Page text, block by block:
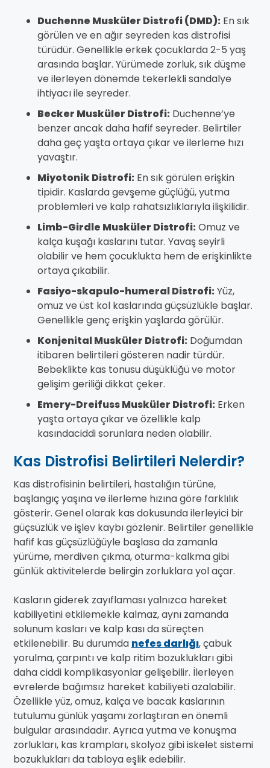
Duchenne Musküler Distrofi (DMD): En sık
görülen ve en ağır seyreden kas distrofisi
türüdür. Genellikle erkek çocuklarda 2-5 yaş
arasında başlar. Yürümede zorluk, sık düşme
ve ilerleyen dönemde tekerlekli sandalye
ihtiyacı ile seyreder.
Becker Musküler Distrofi: Duchenne’ye
benzer ancak daha hafif seyreder. Belirtiler
daha geç yaşta ortaya çıkar ve ilerleme hızı
yavaştır.
Miyotonik Distrofi: En sık görülen erişkin
tipidir. Kaslarda gevşeme güçlüğü, yutma
problemleri ve kalp rahatsızlıklarıyla ilişkilidir.
Limb-Girdle Musküler Distrofi:Omuz ve
kalça kuşağı kaslarını tutar. Yavaş seyirli
olabilir ve hem çocuklukta hem de erişkinlikte
ortaya çıkabilir.
Fasiyo-skapulo-humeral Distrofi:Yüz,
omuz ve üst kol kaslarında güçsüzlükle başlar.
Genellikle genç erişkin yaşlarda görülür.
Konjenital Musküler Distrofi: Doğumdan
itibaren belirtileri gösteren nadir türdür.
Bebeklikte kas tonusu düşüklüğü ve motor
gelişim geriliği dikkat çeker.
Emery-Dreifuss Musküler Distrofi: Erken
yaşta ortaya çıkar ve özellikle kalp
kasındaciddi sorunlara neden olabilir.
Kas Distrofisi Belirtileri Nelerdir?
Kas distrofisinin belirtileri, hastalığın türüne,
başlangıç yaşına ve ilerleme hızına göre farklılık
gösterir. Genel olarak kas dokusunda ilerleyici bir
güçsüzlük ve işlev kaybı gözlenir. Belirtiler genellikle
hafif kas güçsüzlüğüyle başlasa da zamanla
yürüme, merdiven çıkma, oturma-kalkma gibi
günlük aktivitelerde belirgin zorluklara yol açar.
Kasların giderek zayıflaması yalnızca hareket
kabiliyetini etkilemekle kalmaz, aynı zamanda
solunum kasları ve kalp kası da süreçten
etkilenebilir. Bu durumda nefes darlığı, çabuk
yorulma, çarpıntı ve kalp ritim bozuklukları gibi
daha ciddi komplikasyonlar gelişebilir. İlerleyen
evrelerde bağımsız hareket kabiliyeti azalabilir.
Özellikle yüz, omuz, kalça ve bacak kaslarının
tutulumu günlük yaşamı zorlaştıran en önemli
bulgular arasındadır. Ayrıca yutma ve konuşma
zorlukları, kas krampları, skolyoz gibi iskelet sistemi
bozuklukları da tabloya eşlik edebilir.